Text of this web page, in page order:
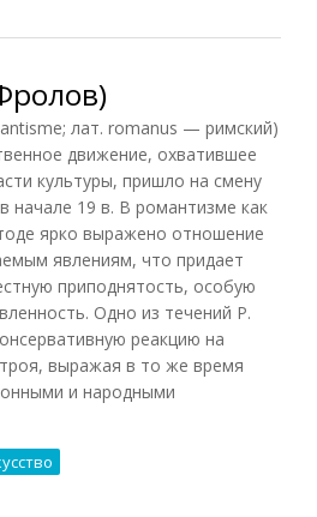
лат. romanus — римский)
движение, охватившее
культуры, пришло на смену
начале 19 в. В романтизме как
ярко выражено отношение
явлениям, что придает
приподнятость, особую
Одно из течений Р.
реакцию на
выражая в то же время
и народными